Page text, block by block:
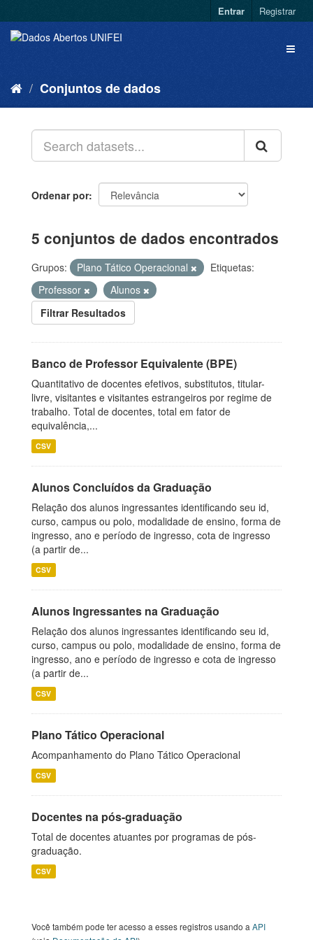
Entrar Registrar
Conjuntos de dados
Ordenar por
5 conjuntos de dados encontrados
Grupos: Plano Tático Operacional
Etiquetas:
Professor
Alunos
Filtrar Resultados
Banco de Professor Equivalente (BPE)
Quantitativo de docentes efetivos, substitutos, titular-
livre, visitantes e visitantes estrangeiros por regime de
trabalho. Total de docentes, total em fator de
equivalência,...
CSV
Alunos Concluídos da Graduação
Relação dos alunos ingressantes identificando seu id,
curso, campus ou polo, modalidade de ensino, forma de
ingresso, ano e período de ingresso, cota de ingresso
(a partir de...
CSV
Alunos Ingressantes na Graduação
Relação dos alunos ingressantes identificando seu id,
curso, campus ou polo, modalidade de ensino, forma de
ingresso, ano e período de ingresso e cota de ingresso
(a partir de...
CSV
Plano Tático Operacional
Acompanhamento do Plano Tático Operacional
CSV
Docentes na pós-graduação
Total de docentes atuantes por programas de pós-
graduação.
CSV
Você também pode ter acesso a esses registros usando a API